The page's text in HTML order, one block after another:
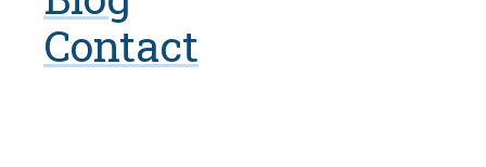
Contact